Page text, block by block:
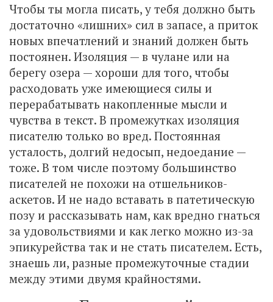
Чтобы ты могла писать, у тебя должно быть
достаточно «лишних» сил в запасе, а приток
новых впечатлений и знаний должен быть
постоянен. Изоляция — в чулане или на
берегу озера — хороши для того, чтобы
расходовать уже имеющиеся силы и
перерабатывать накопленные мысли и
чувства в текст. В промежутках изоляция
писателю только во вред. Постоянная
усталость, долгий недосып, недоедание —
тоже. В том числе поэтому большинство
писателей не похожи на отшельников-
аскетов. И не надо вставать в патетическую
позу и рассказывать нам, как вредно гнаться
за удовольствиями и как легко можно из-за
эпикурейства так и не стать писателем. Есть,
знаешь ли, разные промежуточные стадии
между этими двумя крайностями.